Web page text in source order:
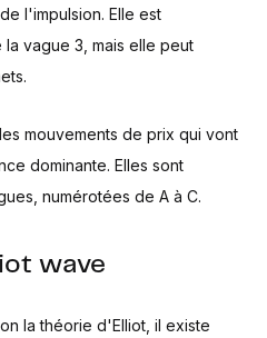
l'impulsion. Elle est
vague 3, mais elle peut
mouvements de prix qui vont
dominante. Elles sont
numérotées de A à C.
wave
la théorie d'Elliot, il existe